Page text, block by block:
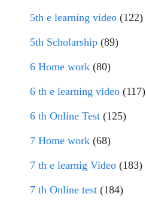
5th e learning video (122)
5th Scholarship (89)
6 Home work (80)
6 th e learning video (117)
6 th Online Test (125)
7 Home work (68)
7 th e learnig Video (183)
7 th Online test (184)